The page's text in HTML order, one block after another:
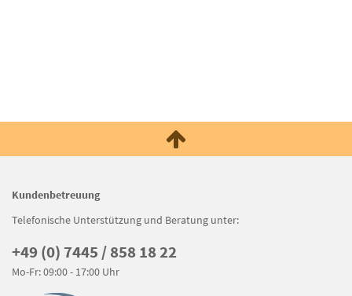
Kundenbetreuung
Telefonische Unterstützung und Beratung unter:
+49 (0) 7445 / 858 18 22
Mo-Fr: 09:00 - 17:00 Uhr